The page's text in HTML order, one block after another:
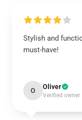
Stylish and
must-have!
O Oliver
Verified owner